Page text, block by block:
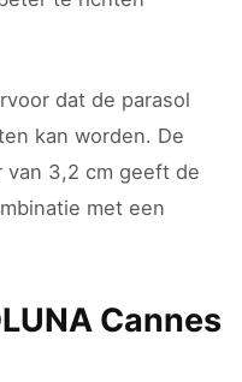
dat de parasol
kan worden. De
van 3,2 cm geeft de
met een
Cannes